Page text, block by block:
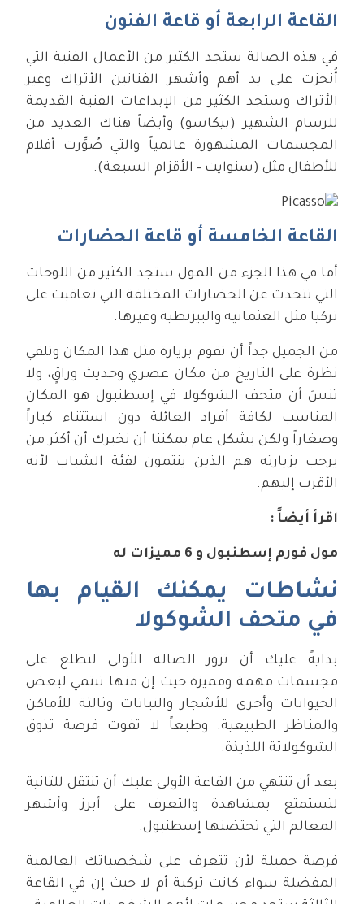
القاعة الرابعة أو قاعة الفنون
في هذه الصالة ستجد الكثير من الأعمال الفنية التي
أُنجزت على يد أهم وأشهر الفنانين الأتراك وغير
الأتراك وستجد الكثير من الإبداعات الفنية القديمة
للرسام الشهير (بيكاسو) وأيضاً هناك العديد من
المجسمات المشهورة عالمياً والتي صُوِّرت أفلام
للأطفال مثل (سنوايت – الأقزام السبعة).
القاعة الخامسة أو قاعة الحضارات
أما في هذا الجزء من المول ستجد الكثير من اللوحات
التي تتحدث عن الحضارات المختلفة التي تعاقبت على
تركيا مثل العثمانية والبيزنطية وغيرها.
من الجميل جداً أن تقوم بزيارة مثل هذا المكان وتلقي
نظرة على التاريخ من مكان عصري وحديث وراقٍ، ولا
تنسَ أن متحف الشوكولا في إسطنبول هو المكان
المناسب لكافة أفراد العائلة دون استثناء كباراً
وصغاراً ولكن بشكل عام يمكننا أن نخبرك أن أكثر من
يرحب بزيارته هم الذين ينتمون لفئة الشباب لأنه
الأقرب إليهم.
اقرأ أيضاً :
مول فورم إسطنبول و 6 مميزات له
نشاطات يمكنك القيام بها
في متحف الشوكولا
بدايةً عليك أن تزور الصالة الأولى لتطلع على
مجسمات مهمة ومميزة حيث إن منها تنتمي لبعض
الحيوانات وأخرى للأشجار والنباتات وثالثة للأماكن
والمناظر الطبيعية. وطبعاً لا تفوت فرصة تذوق
الشوكولاتة اللذيذة.
بعد أن تنتهي من القاعة الأولى عليك أن تنتقل للثانية
لتستمتع بمشاهدة والتعرف على أبرز وأشهر
المعالم التي تحتضنها إسطنبول.
فرصة جميلة لأن تتعرف على شخصياتك العالمية
المفضلة سواء كانت تركية أم لا حيث إن في القاعة